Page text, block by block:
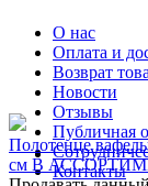
Полотенце
см В
О нас
Оплата и
Возврат
Новости
Отзывы
Публичная
Контакты